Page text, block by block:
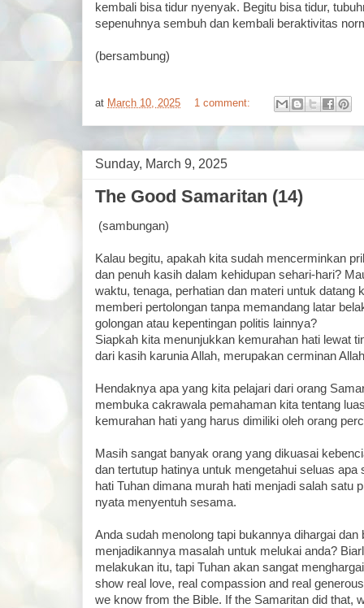
kembali bisa tidur nyenyak. Begitu bisa tidur,
sepenuhnya sembuh dan kembali beraktivitas
(bersambung)
at March 10, 2025 1 comment:
Sunday, March 9, 2025
The Good Samaritan (14)
(sambungan)
Kalau begitu, apakah kita sudah mencerminkan
dan penuh kasih dalam kehidupan sehari-hari?
waktu, tenaga, perhatian dan materi untuk datang
memberi pertolongan tanpa memandang latar
golongan atau kepentingan politis lainnya?
Siapkah kita menunjukkan kemurahan hati lewat
dari kasih karunia Allah, merupakan cerminan
Hendaknya apa yang kita pelajari dari orang
membuka cakrawala pemahaman kita tentang
kemurahan hati yang harus dimiliki oleh orang
Masih sangat banyak orang yang dikuasai
dan tertutup hatinya untuk mengetahui seluas
hati Tuhan dimana murah hati menjadi salah satu
nyata menyentuh sesama.
Anda sudah menolong tapi bukannya dihargai
menjadikannya masalah untuk melukai anda?
melakukan itu, tapi Tuhan akan sangat
show real love, real compassion and real
we know from the Bible. If the Samaritan did that,